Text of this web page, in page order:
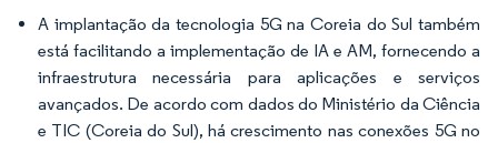
A implantação da tecnologia 5G na Coreia do Sul também
está facilitando a implementação de IA e AM, fornecendo a
infraestrutura necessária para aplicações e serviços
avançados. De acordo com dados do Ministério da Ciência
e TIC (Coreia do Sul), há crescimento nas conexões 5G no